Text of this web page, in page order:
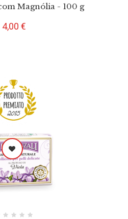
Magnólia - 100 g
Preço
4,00 €